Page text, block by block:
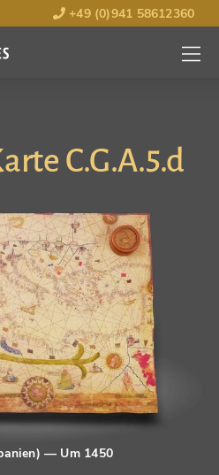
+49 (0)941 58612360
MENÜ
C.G.A.5.d
— Um 1450